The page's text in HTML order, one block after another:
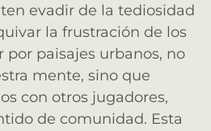
evadir de la tediosidad
la frustración de los
por paisajes urbanos, no
mente, sino que
con otros jugadores,
de comunidad. Esta